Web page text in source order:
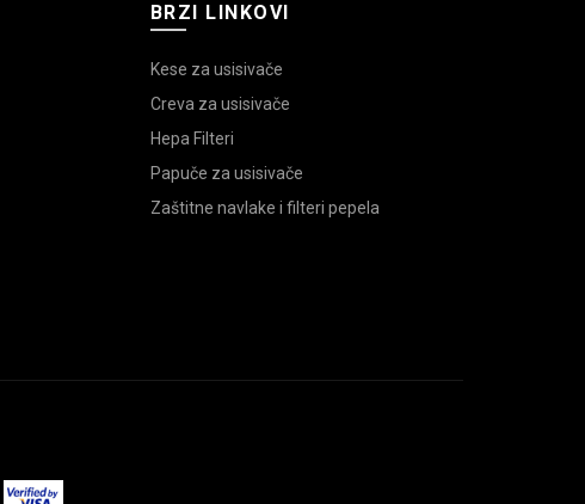
BRZI LINKOVI
Kese za usisivače
Creva za usisivače
Hepa Filteri
Papuče za usisivače
Zaštitne navlake i filteri pepela